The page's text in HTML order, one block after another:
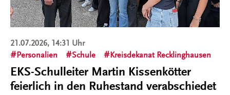
21.07.2026, 14:31 Uhr
Personalien
Schule Kreisdekanat Recklinghausen
EKS-Schulleiter Martin Kissenkötter
feierlich in den Ruhestand verabschiedet